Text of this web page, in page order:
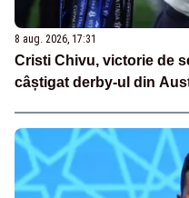
8 aug. 2026, 17:31
Cristi Chivu, victorie de
câștigat derby-ul din